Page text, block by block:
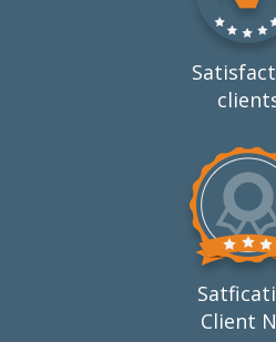
Client